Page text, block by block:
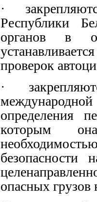
·
Республики
органов в
проверок
·
определения
которым
опасных грузов